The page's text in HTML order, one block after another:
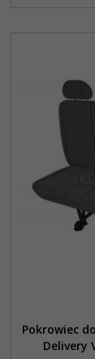
Pokrowiec
Delivery